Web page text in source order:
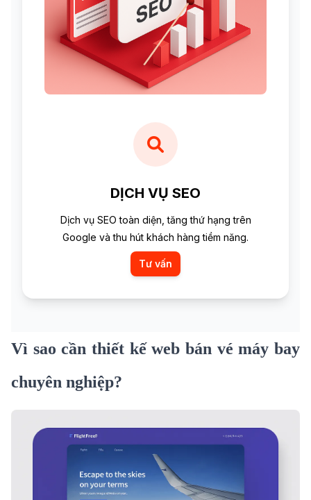
DỊCH VỤ SEO
Dịch vụ SEO toàn diện, tăng thứ hạng trên
Google và thu hút khách hàng tiềm năng.
Tư vấn
Vì sao cần thiết kế web bán vé máy bay
chuyên nghiệp?